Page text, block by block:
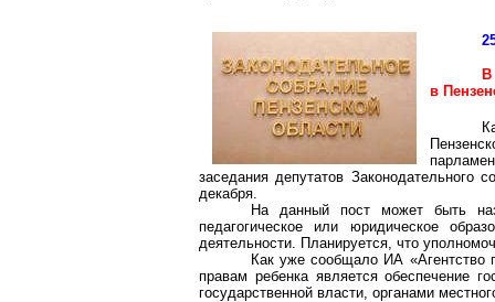
В
в
заседания депутатов Законодательного
декабря.
На данный пост может быть
педагогическое или юридическое
деятельности. Планируется, что
Как уже сообщало ИА «Агентство
правам ребенка является обеспечение
государственной власти, органами